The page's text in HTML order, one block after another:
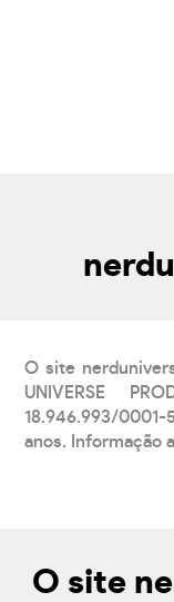
O site
UNIVERSE
18.946.993/
anos. Informação
O site